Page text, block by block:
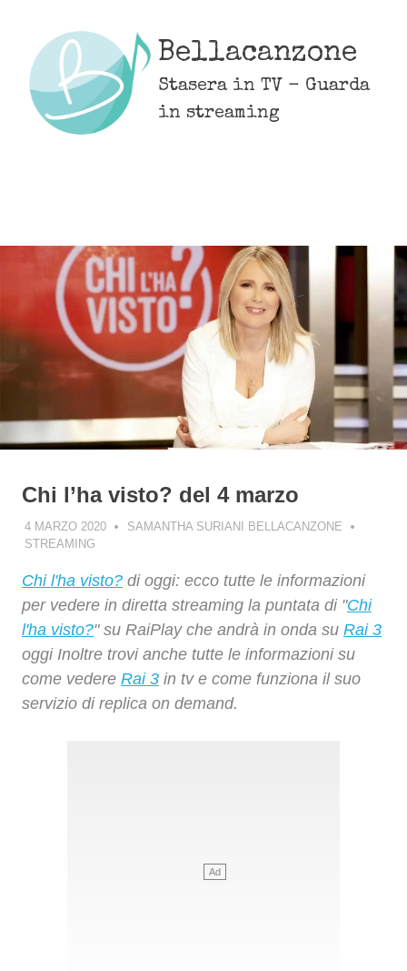
content
Bellacanzone
Stasera in TV - Guarda
in streaming
Chi l’ha visto? del 4 marzo
4 MARZO 2020
SAMANTHA SURIANI BELLACANZONE
STREAMING
Chi l'ha visto? di oggi: ecco tutte le informazioni
per vedere in diretta streaming la puntata di "Chi
l'ha visto?" su RaiPlay che andrà in onda su Rai 3
oggi Inoltre trovi anche tutte le informazioni su
come vedere Rai 3 in tv e come funziona il suo
servizio di replica on demand.